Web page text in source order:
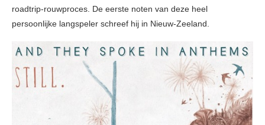
roadtrip-rouwproces. De eerste noten van deze heel
persoonlijke langspeler schreef hij in Nieuw-Zeeland.